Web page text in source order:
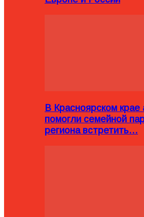
В Красноярском крае
помогли семейной
региона встретить…